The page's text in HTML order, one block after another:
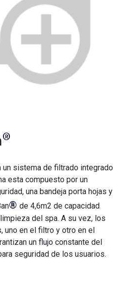
®
un sistema de filtrado integrado
esta compuesto por un
una bandeja porta hojas y
® de 4,6m2 de capacidad
del spa. A su vez, los
en el filtro y otro en el
un flujo constante del
seguridad de los usuarios.